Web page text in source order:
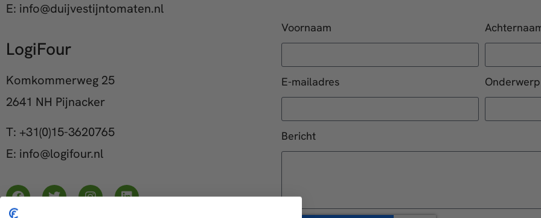
E: info@duijvestijntomaten.nl
LogiFour
Komkommerweg 25
2641 NH Pijnacker
T: +31(0)15-3620765
E: info@logifour.nl
Voornaam
E-mailadres Onderwerp
Bericht